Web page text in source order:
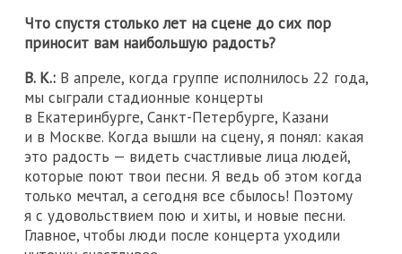
Что спустя столько лет на сцене до сих пор
приносит вам наибольшую радость?
В. К.: В апреле, когда группе исполнилось 22 года,
мы сыграли стадионные концерты
в Екатеринбурге, Санкт-Петербурге, Казани
и в Москве. Когда вышли на сцену, я понял: какая
это радость — видеть счастливые лица людей,
которые поют твои песни. Я ведь об этом когда
только мечтал, а сегодня все сбылось! Поэтому
я с удовольствием пою и хиты, и новые песни.
Главное, чтобы люди после концерта уходили